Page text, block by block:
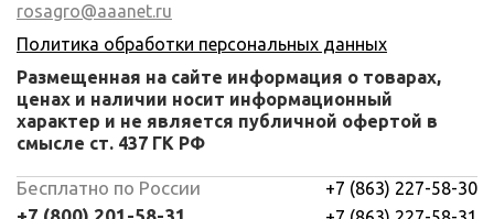
rosagro@aaanet.ru
Политика обработки персональных данных
Размещенная на сайте информация о товарах,
ценах и наличии носит информационный
характер и не является публичной офертой в
смысле ст. 437 ГК РФ
Бесплатно по России
+7 (863) 227-58-30